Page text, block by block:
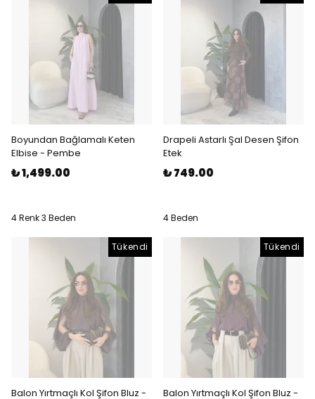
Boyundan Bağlamalı Keten
Elbise - Pembe
₺ 1,499.00
4 Renk 3 Beden
Drapeli Astarlı Şal Desen Şifon
Etek
₺ 749.00
4 Beden
Tükendi
Balon Yırtmaçlı Kol Şifon Bluz -
Tükendi
Balon Yırtmaçlı Kol Şifon Bluz -